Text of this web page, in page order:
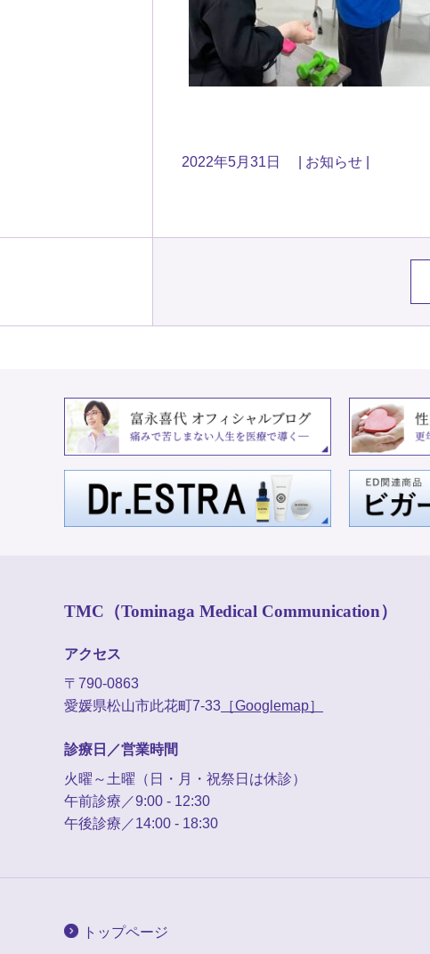
2022年5月31日 お知らせ
TMC（Tominaga Medical Communication）
アクセス
〒790-0863
愛媛県松山市此花町7-33 ［Googlemap］
診療日／営業時間
火曜～土曜（日・月・祝祭日は休診）
午前診療／9:00 - 12:30
午後診療／14:00 - 18:30
トップページ